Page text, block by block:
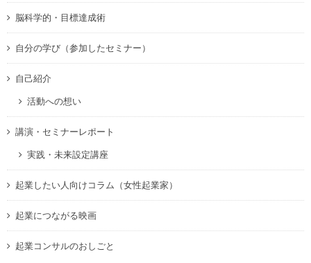
脳科学的・目標達成術
自分の学び（参加したセミナー）
自己紹介
活動への想い
講演・セミナーレポート
実践・未来設定講座
起業したい人向けコラム（女性起業家）
起業につながる映画
起業コンサルのおしごと